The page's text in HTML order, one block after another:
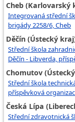
Cheb (Karlovarský
Integrovaná střední
brigády 2258/6, Cheb
Děčín (Ústecký
Střední škola
Děčín - Libverda,
Chomutov
Střední škola
příspěvková
Česká Lípa
Střední zdravotnická